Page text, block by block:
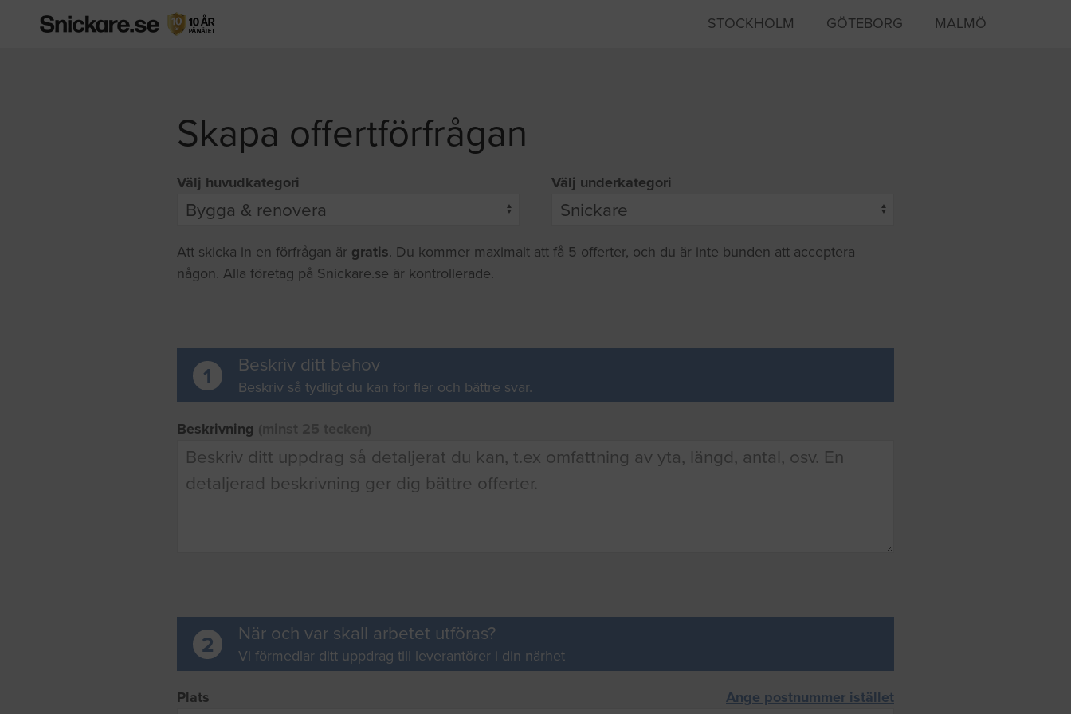
STOCKHOLM GÖTEBORG MALMÖ
Skapa offertförfrågan
Välj huvudkategori Välj underkategori
Att skicka in en förfrågan är gratis. Du kommer maximalt att få 5 offerter, och du är inte bunden att acceptera
någon. Alla företag på Snickare.se är kontrollerade.
1 Beskriv ditt behov
Beskriv så tydligt du kan för fler och bättre svar.
Beskrivning
2 När och var skall arbetet utföras?
Vi förmedlar ditt uppdrag till leverantörer i din närhet
Plats Ange postnummer istället